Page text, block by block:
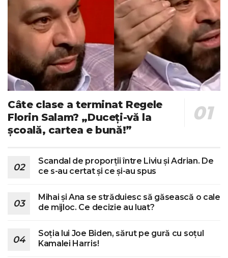
Câte clase a terminat Regele
Florin Salam? „Duceți-vă la
școală, cartea e bună!”
Scandal de proporții între Liviu și Adrian. De
ce s-au certat și ce și-au spus
Mihai și Ana se străduiesc să găsească o cale
de mijloc. Ce decizie au luat?
Soția lui Joe Biden, sărut pe gură cu soțul
Kamalei Harris!